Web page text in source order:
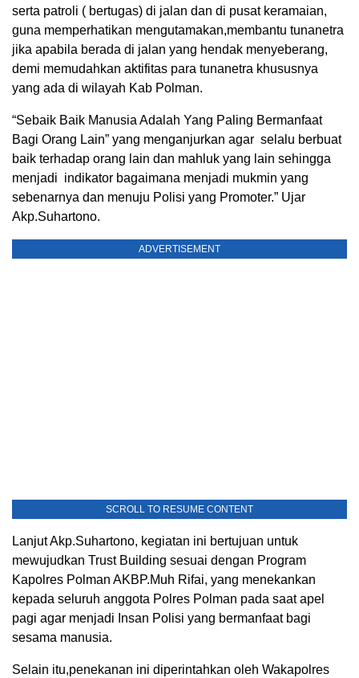
serta patroli ( bertugas) di jalan dan di pusat keramaian,
guna memperhatikan mengutamakan,membantu tunanetra
jika apabila berada di jalan yang hendak menyeberang,
demi memudahkan aktifitas para tunanetra khususnya
yang ada di wilayah Kab Polman.
“Sebaik Baik Manusia Adalah Yang Paling Bermanfaat
Bagi Orang Lain” yang menganjurkan agar selalu berbuat
baik terhadap orang lain dan mahluk yang lain sehingga
menjadi indikator bagaimana menjadi mukmin yang
sebenarnya dan menuju Polisi yang Promoter.” Ujar
Akp.Suhartono.
ADVERTISEMENT
SCROLL TO RESUME CONTENT
Lanjut Akp.Suhartono, kegiatan ini bertujuan untuk
mewujudkan Trust Building sesuai dengan Program
Kapolres Polman AKBP.Muh Rifai, yang menekankan
kepada seluruh anggota Polres Polman pada saat apel
pagi agar menjadi Insan Polisi yang bermanfaat bagi
sesama manusia.
Selain itu,penekanan ini diperintahkan oleh Wakapolres